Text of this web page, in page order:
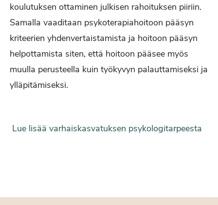
koulutuksen ottaminen julkisen rahoituksen piiriin.
Samalla vaaditaan psykoterapiahoitoon pääsyn
kriteerien yhdenvertaistamista ja hoitoon pääsyn
helpottamista siten, että hoitoon pääsee myös
muulla perusteella kuin työkyvyn palauttamiseksi ja
ylläpitämiseksi.
Lue lisää varhaiskasvatuksen psykologitarpeesta